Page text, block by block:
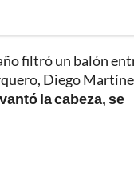
filtró un balón
Diego
la cabeza, se